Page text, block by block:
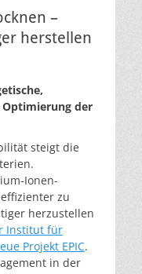
–
herstellen
der
steigt die
Ionen-
zu
herzustellen
Institut für
Projekt EPIC.
in der